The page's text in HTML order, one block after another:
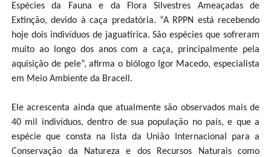
Espécies da Fauna e da Flora Silvestres Ameaçadas de
Extinção, devido à caça predatória. “A RPPN está recebendo
hoje dois indivíduos de jaguatirica. São espécies que sofreram
muito ao longo dos anos com a caça, principalmente pela
aquisição de pele”, afirma o biólogo Igor Macedo, especialista
em Meio Ambiente da Bracell.
Ele acrescenta ainda que atualmente são observados mais de
40 mil indivíduos, dentro de sua população no país, e que a
espécie que consta na lista da União Internacional para a
Conservação da Natureza e dos Recursos Naturais como